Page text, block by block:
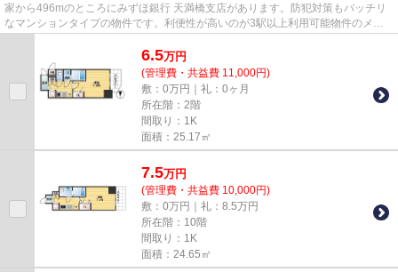
家から496mのところにみずほ銀行 天満橋支店があります。防犯対策もバッチリ
なマンションタイプの物件です。利便性が高いのが3駅以上利用可能物件のメリ
6.5万円
(管理費・共益費 11,000円)
敷：0万円｜礼：0ヶ月
所在階：2階
間取り：1K
面積：25.17㎡
7.5万円
(管理費・共益費 10,000円)
敷：0万円｜礼：8.5万円
所在階：10階
間取り：1K
面積：24.65㎡